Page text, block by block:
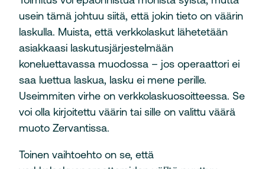
usein tämä johtuu siitä, että jokin tieto on väärin
laskulla. Muista, että verkkolaskut lähetetään
asiakkaasi laskutusjärjestelmään
koneluettavassa muodossa – jos operaattori ei
saa luettua laskua, lasku ei mene perille.
Useimmiten virhe on verkkolaskuosoitteessa. Se
voi olla kirjoitettu väärin tai sille on valittu väärä
muoto Zervantissa.
Toinen vaihtoehto on se, että